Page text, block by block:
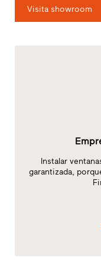
distribuidores
Visita showroom
Instalar
garantizada,